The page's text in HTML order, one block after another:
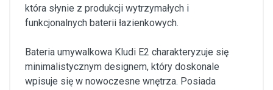
która słynie z produkcji wytrzymałych i
funkcjonalnych baterii łazienkowych.
Bateria umywalkowa Kludi E2 charakteryzuje się
minimalistycznym designem, który doskonale
wpisuje się w nowoczesne wnętrza. Posiada